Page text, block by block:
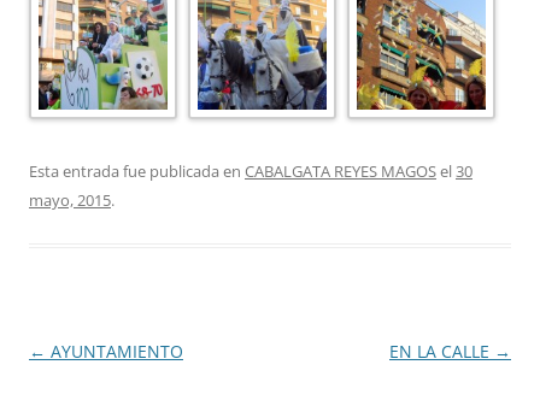
Esta entrada fue publicada en CABALGATA REYES MAGOSel30
mayo, 2015.
Navegación
← AYUNTAMIENTO EN LA CALLE →